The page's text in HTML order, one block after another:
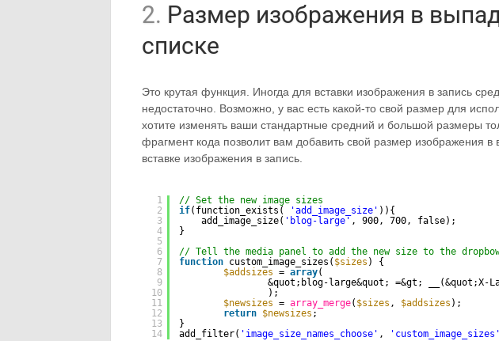
2. Размер изображения в
списке
Это крутая функция. Иногда для вставки изображения в запись
недостаточно. Возможно, у вас есть какой-то свой размер для
хотите изменять ваши стандартные средний и большой размеры
фрагмент кода позволит вам добавить свой размер изображения
вставке изображения в запись.
1
2
3
4
5
6
7
8
9
10
11
12
13
14
// Set the new image sizes
if(function_exists( 'add_image_size' )){
add_image_size( 'blog-large' , 900, 700, false);
}
// Tell the media panel to add the new size to the
function custom_image_sizes( $sizes ) {
$addsizes = array(
&quot;blog-large&quot; =&gt; __(&quot;X-
);
$newsizes = array_merge( $sizes , $addsizes );
return $newsizes ;
}
add_filter( 'image_size_names_choose' , 'custom_image_sizes'